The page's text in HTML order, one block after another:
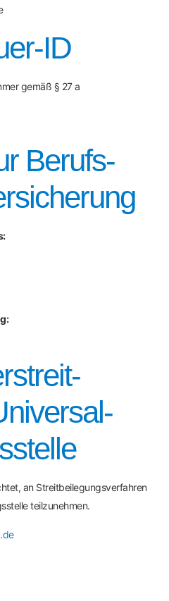
ID
gemäß § 27 a
Berufs­
an Streitbeilegungsverfahren
teilzunehmen.